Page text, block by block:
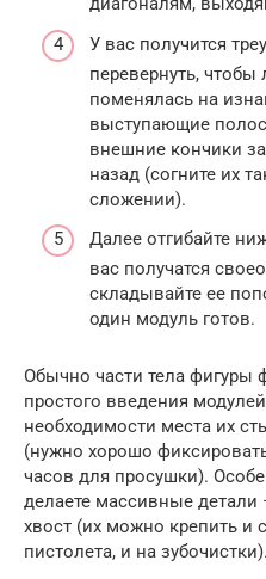
У вас получится
перевернуть, чтобы
поменялась на
выступающие
внешние кончики
назад (согните их
сложении).
Далее отгибайте
вас получатся
складывайте ее
один модуль готов.
Обычно части тела фигуры
простого введения
необходимости места их
(нужно хорошо
часов для просушки).
делаете массивные
хвост (их можно крепить и
пистолета, и на зубочистки).